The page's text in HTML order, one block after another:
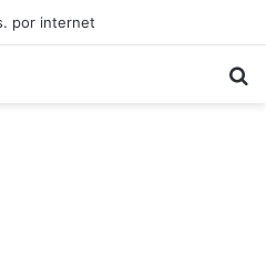
por internet